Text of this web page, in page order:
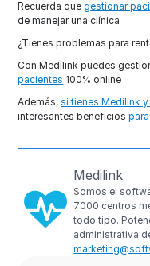
Recuerda quegestionar
de manejar una clínica
¿Tienes problemas para
Con Medilink puedes
pacientes 100% online
Además,si tienes Medilink
interesantes beneficios
Medilink
Somos el
7000 centros
todo tipo.
administrativa